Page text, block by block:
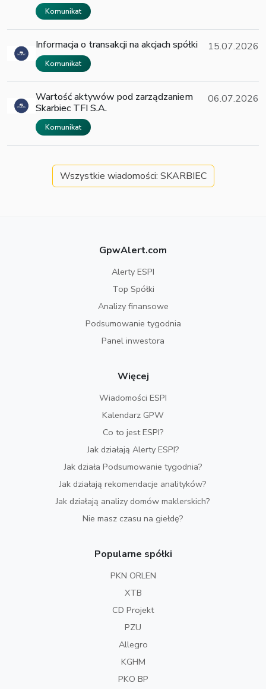
Komunikat
Informacja o transakcji na akcjach spółki
Komunikat
15.07.2026
Wartość aktywów pod zarządzaniem
Skarbiec TFI S.A.
Komunikat
06.07.2026
Wszystkie wiadomości: SKARBIEC
GpwAlert.com
Alerty ESPI
Top Spółki
Analizy finansowe
Podsumowanie tygodnia
Panel inwestora
Więcej
Wiadomości ESPI
Kalendarz GPW
Co to jest ESPI?
Jak działają Alerty ESPI?
Jak działa Podsumowanie tygodnia?
Jak działają rekomendacje analityków?
Jak działają analizy domów maklerskich?
Nie masz czasu na giełdę?
Popularne spółki
PKN ORLEN
XTB
CD Projekt
PZU
Allegro
KGHM
PKO BP